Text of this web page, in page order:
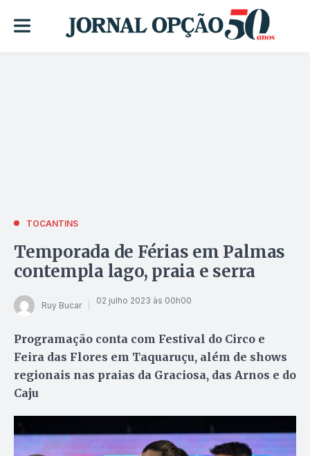
TOCANTINS
Temporada de Férias em Palmas
contempla lago, praia e serra
Ruy Bucar 02 julho 2023 às 00h00
Programação conta com Festival do Circo e
Feira das Flores em Taquaruçu, além de shows
regionais nas praias da Graciosa, das Arnos e do
Caju